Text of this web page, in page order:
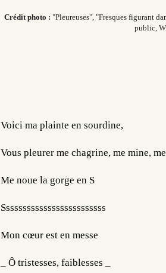
Crédit photo : "Pleureuses", "Fresques figurant
public,
Voici ma plainte en sourdine,
Vous pleurer me chagrine, me mine,
Me noue la gorge en S
Sssssssssssssssssssssssss
Mon cœur est en messe
_ Ô tristesses, faiblesses _